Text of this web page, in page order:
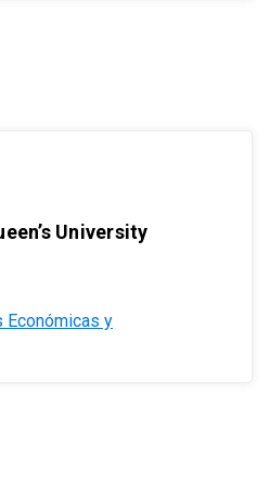
University
Económicas y